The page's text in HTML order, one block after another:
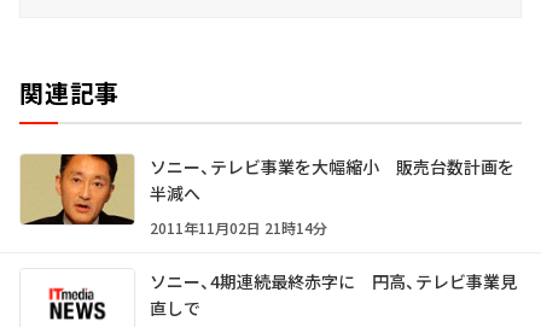
関連記事
ソニー、テレビ事業を大幅縮小 販売台数計画を
半減へ
2011年11月02日 21時14分
ソニー、4期連続最終赤字に 円高、テレビ事業見
直しで